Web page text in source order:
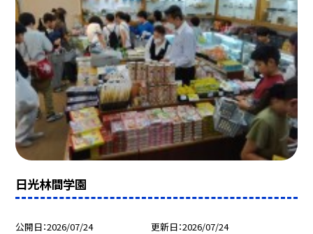
日光林間学園
公開日 2026/07/24 更新日 2026/07/24